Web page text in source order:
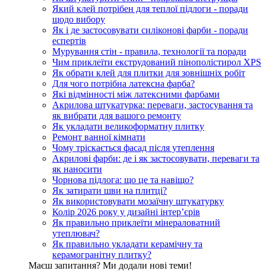
Який клей потрібен для теплої підлоги - поради
щодо вибору
Як і де застосовувати силіконові фарби - поради
еспертів
Мурування стін - правила, технології та поради
Чим приклеїти екструдований пінополістирол XPS
Як обрати клей для плитки для зовнішніх робіт
Для чого потрібна латексна фарба?
Які відмінності між латексними фарбами
Акрилова штукатурка: переваги, застосування та
як вибрати для вашого ремонту
Як укладати великоформатну плитку
Ремонт ванної кімнати
Чому тріскається фасад після утеплення
Акрилові фарби: де і як застосовувати, переваги та
як наносити
Чорнова підлога: що це та навіщо?
Як затирати шви на плитці?
Як використовувати мозаїчну штукатурку
Колір 2026 року у дизайні інтерʼєрів
Як правильно приклеїти мінераловатний
утеплювач?
Як правильно укладати керамічну та
керамогранітну плитку?
Маєш запитання? Ми додали нові теми!